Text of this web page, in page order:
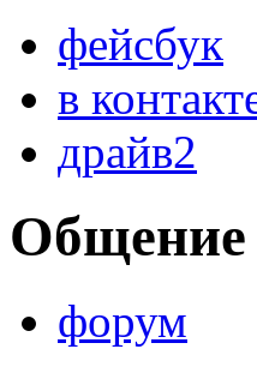
фейсбук
в
драйв2
Общение
форум